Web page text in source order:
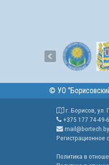
© УО
г. Борисов, ул.
+375 177 74-49-
mail@bortech.by
Регистрационное
Политика в